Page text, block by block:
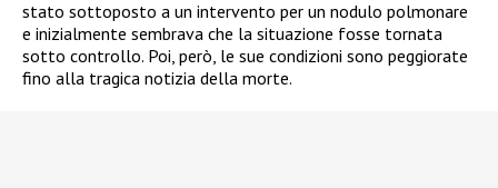
stato sottoposto a un intervento per un nodulo polmonare
e inizialmente sembrava che la situazione fosse tornata
sotto controllo. Poi, però, le sue condizioni sono peggiorate
fino alla tragica notizia della morte.